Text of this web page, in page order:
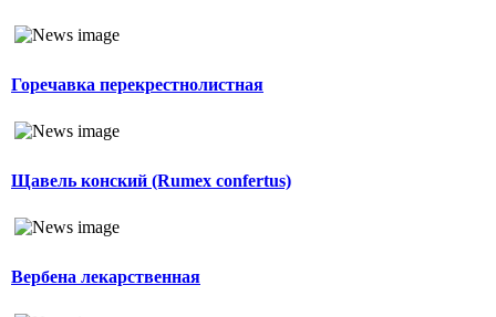
Горечавка перекрестнолистная
Щавель конский (Rumex confertus)
Вербена лекарственная